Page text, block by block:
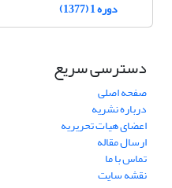
دوره 1 (1377)
دسترسی سریع
صفحه اصلی
درباره نشریه
اعضای هیات تحریریه
ارسال مقاله
تماس با ما
نقشه سایت